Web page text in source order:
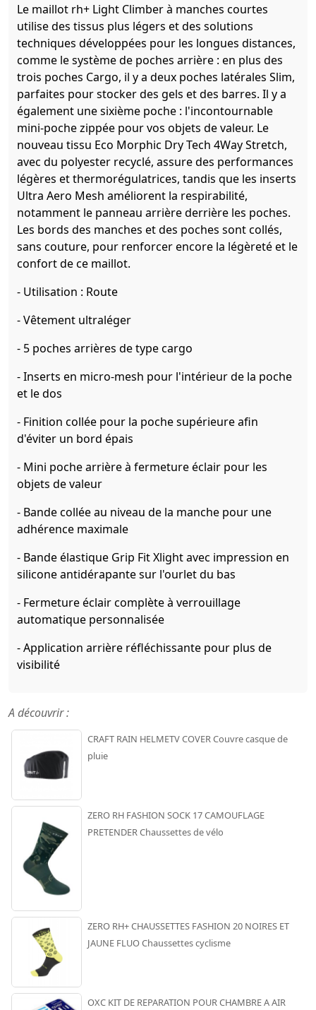
Le maillot rh+ Light Climber à manches courtes
utilise des tissus plus légers et des solutions
techniques développées pour les longues distances,
comme le système de poches arrière : en plus des
trois poches Cargo, il y a deux poches latérales Slim,
parfaites pour stocker des gels et des barres. Il y a
également une sixième poche : l'incontournable
mini-poche zippée pour vos objets de valeur. Le
nouveau tissu Eco Morphic Dry Tech 4Way Stretch,
avec du polyester recyclé, assure des performances
légères et thermorégulatrices, tandis que les inserts
Ultra Aero Mesh améliorent la respirabilité,
notamment le panneau arrière derrière les poches.
Les bords des manches et des poches sont collés,
sans couture, pour renforcer encore la légèreté et le
confort de ce maillot.
- Utilisation : Route
- Vêtement ultraléger
- 5 poches arrières de type cargo
- Inserts en micro-mesh pour l'intérieur de la poche
et le dos
- Finition collée pour la poche supérieure afin
d'éviter un bord épais
- Mini poche arrière à fermeture éclair pour les
objets de valeur
- Bande collée au niveau de la manche pour une
adhérence maximale
- Bande élastique Grip Fit Xlight avec impression en
silicone antidérapante sur l'ourlet du bas
- Fermeture éclair complète à verrouillage
automatique personnalisée
- Application arrière réfléchissante pour plus de
visibilité
A découvrir :
CRAFT RAIN HELMETV COVER Couvre casque de
pluie
ZERO RH FASHION SOCK 17 CAMOUFLAGE
PRETENDER Chaussettes de vélo
ZERO RH+ CHAUSSETTES FASHION 20 NOIRES ET
JAUNE FLUO Chaussettes cyclisme
OXC KIT DE REPARATION POUR CHAMBRE A AIR